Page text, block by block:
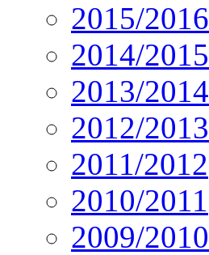
2015/2016
2014/2015
2013/2014
2012/2013
2011/2012
2010/2011
2009/2010